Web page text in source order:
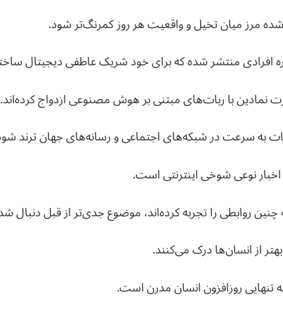
میان تخیل و واقعیت هر روز کمرنگ‌تر شود.
افرادی منتشر شده که برای خود شریک عاطفی دیجیتال
نمادین با ربات‌های مبتنی بر هوش مصنوعی ازدواج کرده‌اند.
به سرعت در شبکه‌های اجتماعی و رسانه‌های جهان ترند
اخبار نوعی شوخی اینترنتی است.
چنین روابطی را تجربه کرده‌اند، موضوع جدی‌تر از قبل دنبال
از انسان‌ها درک می‌کنند.
تنهایی روزافزون انسان مدرن است.